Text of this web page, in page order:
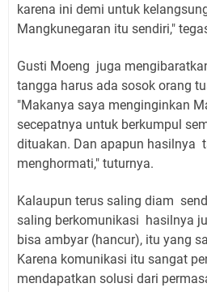
karena ini demi untuk
Mangkunegaran itu sendiri,"
Gusti Moeng juga
tangga harus ada sosok orang
"Makanya saya menginginkan
secepatnya untuk berkumpul
dituakan. Dan apapun hasilnya
menghormati," tuturnya.
Kalaupun terus saling diam
saling berkomunikasi hasilnya
bisa ambyar (hancur), itu yang
Karena komunikasi itu sangat
mendapatkan solusi dari